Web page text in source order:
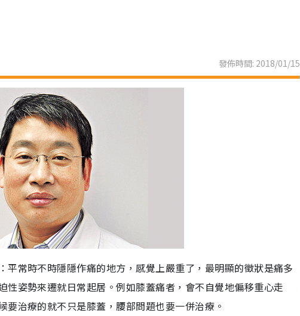
發佈時間: 2018/01/15
常時不時隱隱作痛的地方，感覺上嚴重了，最明顯的徵狀是痛多
姿勢來遷就日常起居。例如膝蓋痛者，會不自覺地偏移重心走
治療的就不只是膝蓋，腰部問題也要一併治療。